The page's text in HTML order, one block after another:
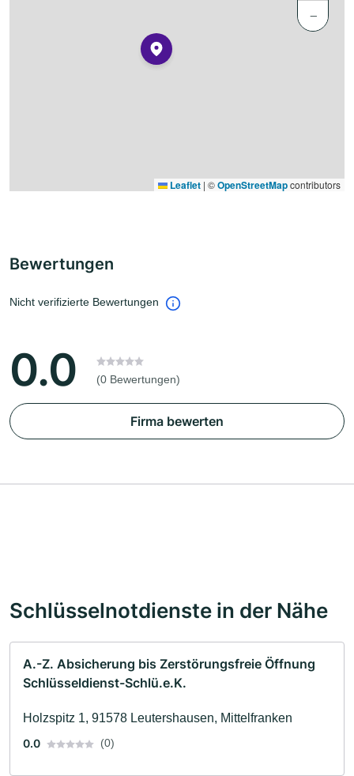
−
Leaflet | ©OpenStreetMapcontributors
Bewertungen
Nicht verifizierte Bewertungen
0.0 (0 Bewertungen)
Firma bewerten
Schlüsselnotdienste in der Nähe
A.-Z. Absicherung bis Zerstörungsfreie Öffnung
Schlüsseldienst-Schlü.e.K.
Holzspitz 1, 91578 Leutershausen, Mittelfranken
0.0
(0)